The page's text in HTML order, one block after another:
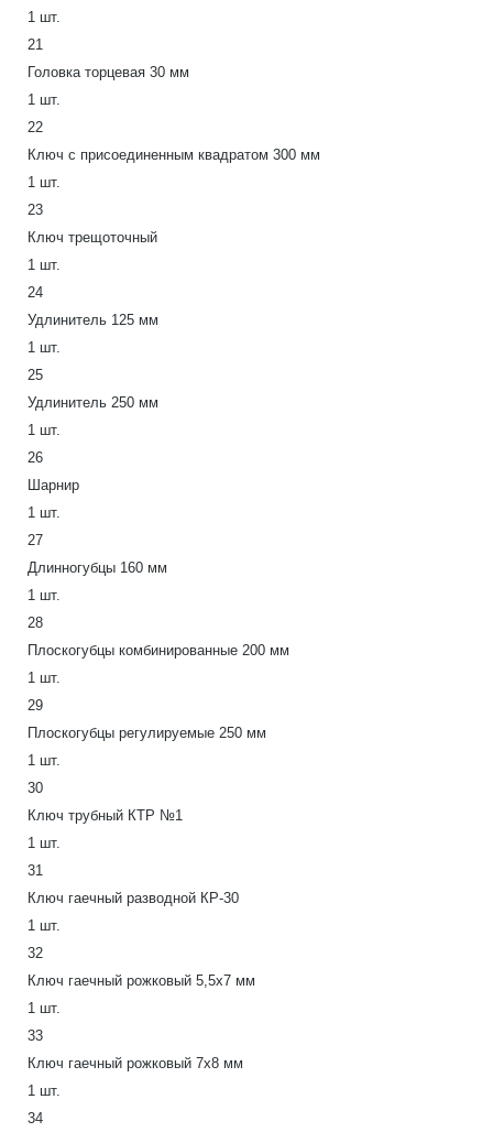
1 шт.
21
Головка торцевая 30 мм
1 шт.
22
Ключ с присоединенным квадратом 300 мм
1 шт.
23
Ключ трещоточный
1 шт.
24
Удлинитель 125 мм
1 шт.
25
Удлинитель 250 мм
1 шт.
26
Шарнир
1 шт.
27
Длинногубцы 160 мм
1 шт.
28
Плоскогубцы комбинированные 200 мм
1 шт.
29
Плоскогубцы регулируемые 250 мм
1 шт.
30
Ключ трубный КТР №1
1 шт.
31
Ключ гаечный разводной КР-30
1 шт.
32
Ключ гаечный рожковый 5,5х7 мм
1 шт.
33
Ключ гаечный рожковый 7х8 мм
1 шт.
34